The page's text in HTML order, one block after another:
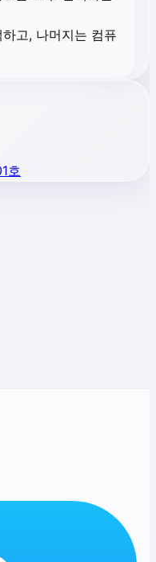
고, 나머지는 컴퓨
호